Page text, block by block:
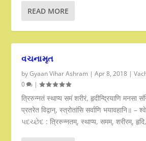
READ MORE
વચનામૃત
byGyaan Vihar Ashram |Apr 8, 2018 |
0
|
त्रिरुन्नतं स्थाप्य समं शरीरं, हृदीन्द्रियाणि मनसा
प्रतरेत विद्वान्, स्त्रोतांसि सर्वाणि भयावहानि॥ –
પદચ્છેદ : त्रिरुन्नतम्, स्थाप्य, समम्, शरीरम्, हृदि,